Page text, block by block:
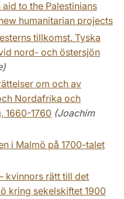
aid to the Palestinians
humanitarian projects
tillkomst. Tyska
nord- och östersjön
om och av
Nordafrika och
1660-1760 (Joachim
i Malmö på 1700-talet
kvinnors rätt till det
kring sekelskiftet 1900